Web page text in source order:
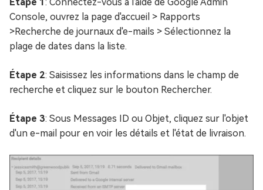
Console, ouvrez la page d'accueil > Rapports
>Recherche de journaux d'e-mails > Sélectionnez la
plage de dates dans la liste.
Étape 2: Saisissez les informations dans le champ de
recherche et cliquez sur le bouton Rechercher.
Étape 3: Sous Messages ID ou Objet, cliquez sur l'objet
d'un e-mail pour en voir les détails et l'état de livraison.